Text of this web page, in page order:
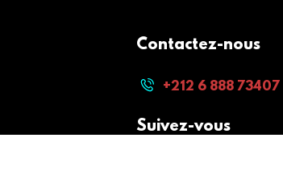
Contactez-nous
+212 6 888 73407
Suivez-vous